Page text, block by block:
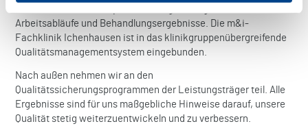
Arbeitsabläufe und Behandlungsergebnisse. Die m&i-
Fachklinik Ichenhausen ist in das klinikgruppenübergreifende
Qualitätsmanagementsystem eingebunden.
Nach außen nehmen wir an den
Qualitätssicherungsprogrammen der Leistungsträger teil. Alle
Ergebnisse sind für uns maßgebliche Hinweise darauf, unsere
Qualität stetig weiterzuentwickeln und zu verbessern.